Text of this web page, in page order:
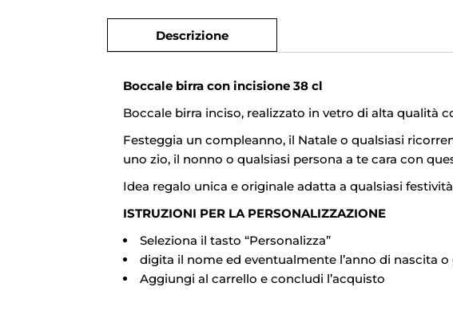
Descrizione
Boccale birra con incisione 38 cl
Boccale birra inciso, realizzato in vetro di alta qualità
Festeggia un compleanno, il Natale o qualsiasi
uno zio, il nonno o qualsiasi persona a te cara con
Idea regalo unica e originale adatta a qualsiasi
ISTRUZIONI PER LA PERSONALIZZAZIONE
Seleziona il tasto “Personalizza”
digita il nome ed eventualmente l’anno di nascita
Aggiungi al carrello e concludi l’acquisto